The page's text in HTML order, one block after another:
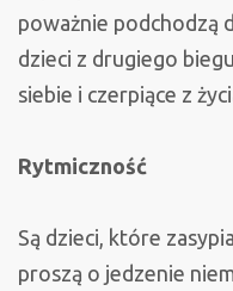
poważnie podchodzą
dzieci z drugiego
siebie i czerpiące z
Rytmiczność
Są dzieci, które
proszą o jedzenie